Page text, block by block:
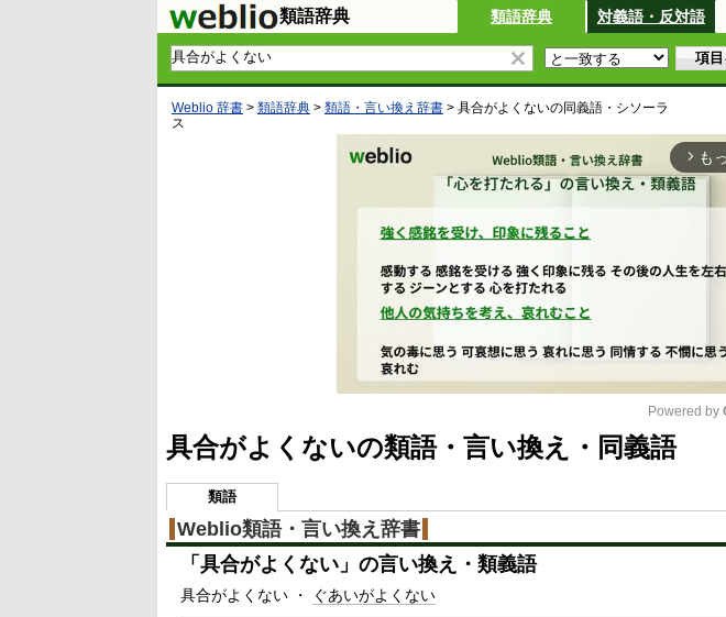
類語辞典 類語辞典 対義語・反対語
Weblio 辞書 > 類語辞典 > 類語・言い換え辞書 > 具合がよくないの同義語・シソーラ
ス
arrow_forward_ios も
Powered by
具合がよくないの類語・言い換え・同義語
類語
Weblio類語・言い換え辞書
「 具合がよくない 」の言い換え・類義語
具合がよくない ・ ぐあいがよくない